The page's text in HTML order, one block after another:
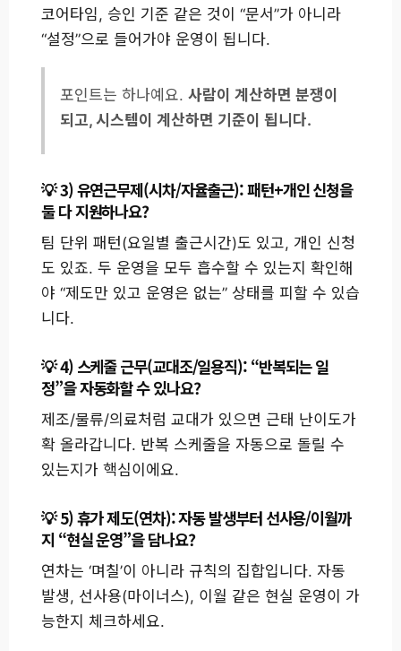
코어타임, 승인 기준 같은 것이 “문서”가 아니라
“설정”으로 들어가야 운영이 됩니다.
포인트는 하나예요. 사람이 계산하면 분쟁이
되고, 시스템이 계산하면 기준이 됩니다.
3) 유연근무제(시차/자율출근): 패턴+개인 신청을
둘 다 지원하나요?
팀 단위 패턴(요일별 출근시간)도 있고, 개인 신청
도 있죠. 두 운영을 모두 흡수할 수 있는지 확인해
야 “제도만 있고 운영은 없는” 상태를 피할 수 있습
니다.
4) 스케줄 근무(교대조/일용직): “반복되는 일
정”을 자동화할 수 있나요?
제조/물류/의료처럼 교대가 있으면 근태 난이도가
확 올라갑니다. 반복 스케줄을 자동으로 돌릴 수
있는지가 핵심이에요.
5) 휴가 제도(연차): 자동 발생부터 선사용/이월까
지 “현실 운영”을 담나요?
연차는 ‘며칠’이 아니라 규칙의 집합입니다. 자동
발생, 선사용(마이너스), 이월 같은 현실 운영이 가
능한지 체크하세요.